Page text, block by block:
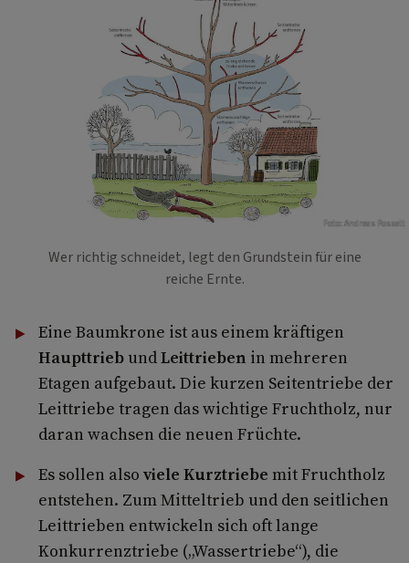
Foto: Andreas Posselt
Wer richtig schneidet, legt den Grundstein für eine
reiche Ernte.
Eine Baumkrone ist aus einem kräftigen
HaupttriebundLeittrieben in mehreren
Etagen aufgebaut. Die kurzen Seitentriebe der
Leittriebe tragen das wichtige Fruchtholz, nur
daran wachsen die neuen Früchte.
Es sollen also viele Kurztriebe mit Fruchtholz
entstehen. Zum Mitteltrieb und den seitlichen
Leittrieben entwickeln sich oft lange
Konkurrenztriebe („Wassertriebe“), die